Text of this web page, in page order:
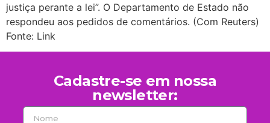
justiça perante a lei”. O Departamento de Estado não
respondeu aos pedidos de comentários. (Com Reuters)
Fonte: Link
Cadastre-se em nossa
newsletter: